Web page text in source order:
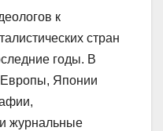
к
стран
годы. В
Японии
журнальные